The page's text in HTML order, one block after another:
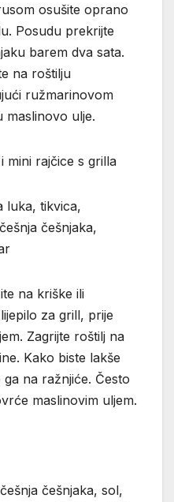
osušite oprano
Posudu prekrijte
barem dva sata.
na roštilju
ružmarinovom
maslinovo ulje.
mini rajčice s grilla
luka, tikvica,
češnjaka,
na kriške ili
za grill, prije
Zagrijte roštilj na
Kako biste lakše
na ražnjiće. Često
maslinovim uljem.
češnjaka, sol,